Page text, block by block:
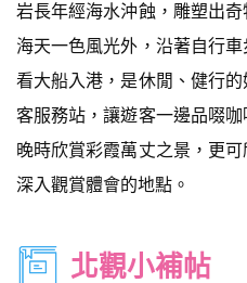
岩長年經海水沖蝕，雕塑出
海天一色風光外，沿著自行
看大船入港，是休閒、健行
客服務站，讓遊客一邊品啜
晚時欣賞彩霞萬丈之景，更
深入觀賞體會的地點。
北觀小補帖